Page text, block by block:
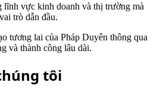
lĩnh vực kinh doanh và thị trường mà
trò dẫn đầu.
tương lai của Pháp Duyên thông qua
và thành công lâu dài.
tôi